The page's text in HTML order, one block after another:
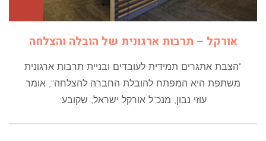
אורקל – תרבות ארגונית של הובלה והצלחה
"הצבת אתגרים תמידית לעובדים ובניית תרבות ארגונית
משתפת היא המפתח להובלת החברה להצלחה", אומר
עוזי נבון, מנכ"ל אורקל ישראל, שקובע: